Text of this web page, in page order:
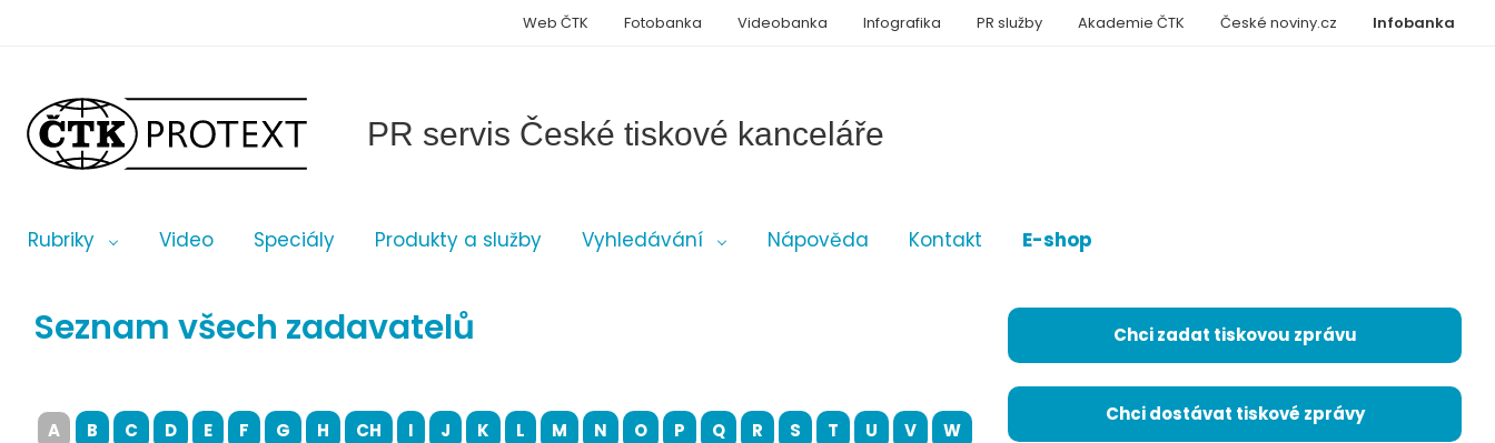
PR servis České tiskové kanceláře
Rubriky Video Speciály Produkty a služby Vyhledávání Nápověda Kontakt E-shop
Infobanka
Web ČTK Fotobanka Videobanka Infografika PR služby Akademie ČTK České noviny.cz
Seznam všech zadavatelů
A B C D E F G H CH I J K L M N O P Q R S T U V
W
Chci zadat tiskovou zprávu
Chci dostávat tiskové zprávy